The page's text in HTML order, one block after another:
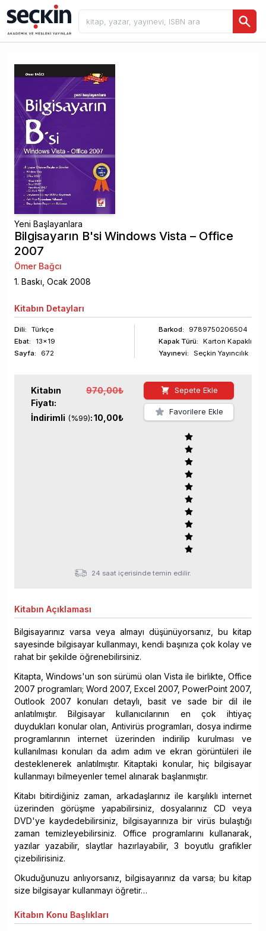
Yeni Başlayanlara
Bilgisayarın B'si Windows Vista – Office
2007
Ömer Bağcı
1. Baskı, Ocak 2008
Kitabın Detayları
Dili:
Türkçe
Ebat:
13x19
Sayfa: 672
Barkod:
9789750206504
Kapak Türü:
Karton Kapaklı
Yayınevi:
Seçkin Yayıncılık
Kitabın
Fiyatı:
970,00₺
İndirimli (%99):10,00₺
Sepete Ekle
Favorilere Ekle
24 saat içerisinde temin edilir.
Kitabın Açıklaması
Bilgisayarınız varsa veya almayı düşünüyorsanız, bu kitap
sayesinde bilgisayar kullanmayı, kendi başınıza çok kolay ve
rahat bir şekilde öğrenebilirsiniz.
Kitapta, Windows'un son sürümü olan Vista ile birlikte, Office
2007 programları; Word 2007, Excel 2007, PowerPoint 2007,
Outlook 2007 konuları detaylı, basit ve sade bir dil ile
anlatılmıştır. Bilgisayar kullanıcılarının en çok ihtiyaç
duydukları konular olan, Antivirüs programları, dosya indirme
programlarının internet üzerinden indirilip kurulması ve
kullanılması konuları da adım adım ve ekran görüntüleri ile
desteklenerek anlatılmıştır. Kitaptaki konular, hiç bilgisayar
kullanmayı bilmeyenler temel alınarak başlanmıştır.
Kitabı bitirdiğiniz zaman, arkadaşlarınız ile karşılıklı internet
üzerinden görüşme yapabilirsiniz, dosyalarınız CD veya
DVD'ye kaydedebilirsiniz, bilgisayarınıza bir virüs bulaştığı
zaman temizleyebilirsiniz. Office programlarını kullanarak,
yazılar yazabilir, slaytlar hazırlayabilir, 3 boyutlu grafikler
çizebilirisiniz.
Okuduğunuzu anlıyorsanız, bilgisayarınız da varsa; bu kitap
size bilgisayar kullanmayı öğretir…
Kitabın Konu Başlıkları